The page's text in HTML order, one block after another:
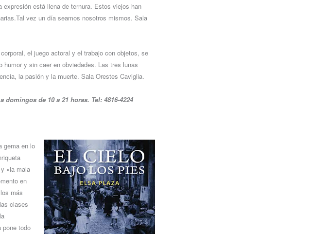
expresión está llena de ternura. Estos viejos han
vez un día seamos nosotros mismos. Sala
el juego actoral y el trabajo con objetos, se
y sin caer en obviedades. Las tres lunas
la pasión y la muerte. Sala Orestes Caviglia.
de 10 a 21 horas. Tel: 4816-4224
gema en lo
«la mala
en
más
clases
pone todo